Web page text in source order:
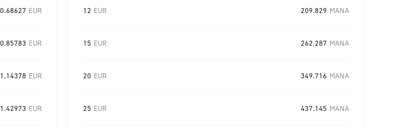
0.68627 EUR
0.85783 EUR
1.14378 EUR
1.42973 EUR
12 EUR 209.829 MANA
15 EUR 262.287 MANA
20 EUR 349.716 MANA
25 EUR 437.145 MANA